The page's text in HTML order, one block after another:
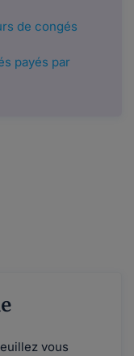
de congés
payés par
vous